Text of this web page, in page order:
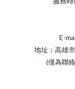
E-
地址：高雄
(僅為聯